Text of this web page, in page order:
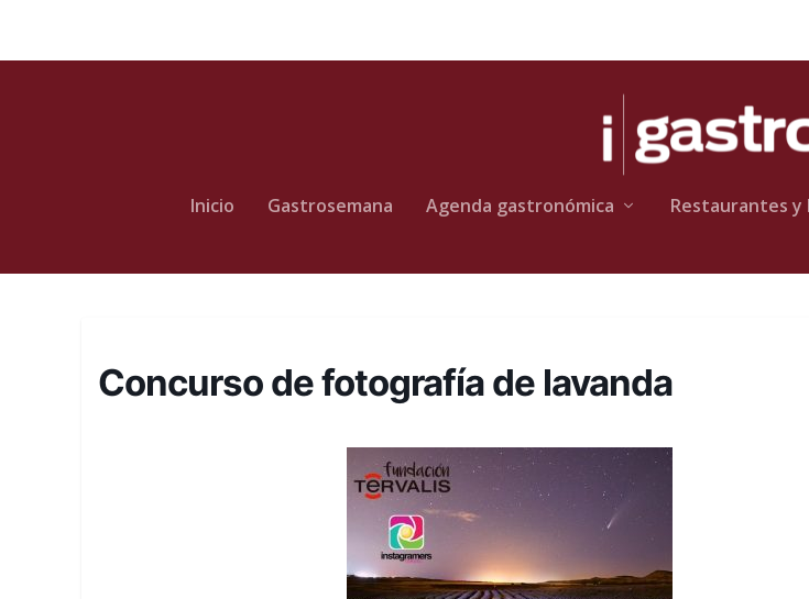
Inicio Gastrosemana Agenda gastronómica Restaurantes y
Concurso de fotografía de lavanda